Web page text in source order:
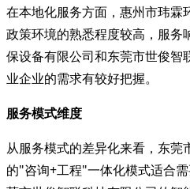
在本地化服务方面，惠州市玮霖
政策环境的熟悉程度较高，服务
保设备有限公司和东莞市世俊智
业企业的需求有较好把握。
服务模式维度
从服务模式的差异化来看，东莞
的"咨询+工程"一体化模式适合